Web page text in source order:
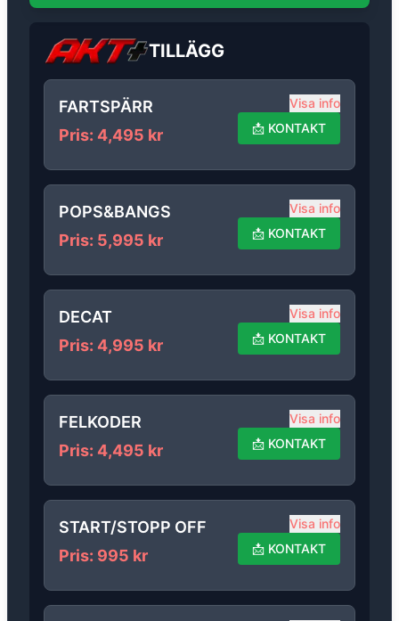
TILLÄGG
FARTSPÄRR
Pris: 4,495 kr
Visa info
📩 KONTAKT
POPS&BANGS
Pris: 5,995 kr
Visa info
📩 KONTAKT
DECAT
Pris: 4,995 kr
Visa info
📩 KONTAKT
FELKODER
Pris: 4,495 kr
Visa info
📩 KONTAKT
START/STOPP OFF
Pris: 995 kr
Visa info
📩 KONTAKT